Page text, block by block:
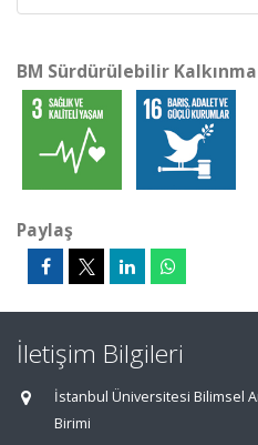
BM Sürdürülebilir
Paylaş
İletişim Bilgileri
İstanbul Üniversitesi Bilimsel
Birimi